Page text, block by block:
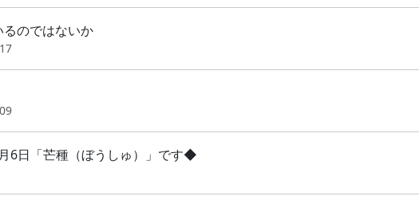
のではないか
日「芒種（ぼうしゅ）」です◆